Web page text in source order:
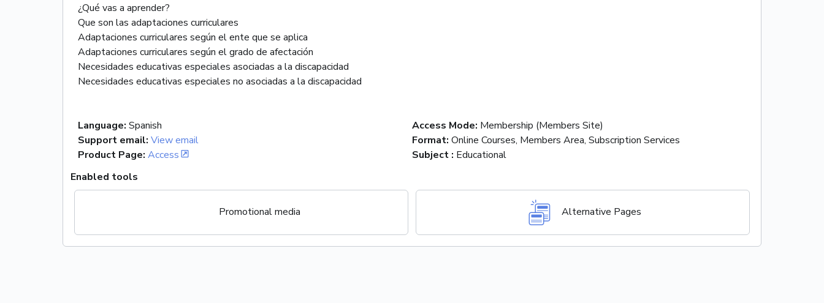
¿Qué vas a aprender?
Que son las adaptaciones curriculares
Adaptaciones curriculares según el ente que se aplica
Adaptaciones curriculares según el grado de afectación
Necesidades educativas especiales asociadas a la discapacidad
Language: Spanish
Support email: View email
Product Page: Access
Access Mode: Membership (Members Site)
Format: Online Courses, Members Area, Subscription Services
Subject : Educational
Enabled tools
Promotional media Alternative Pages